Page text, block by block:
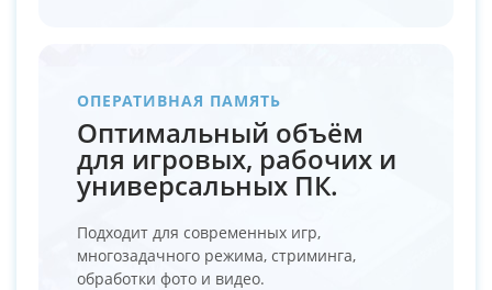
ОПЕРАТИВНАЯ ПАМЯТЬ
Оптимальный объём
для игровых, рабочих и
универсальных ПК.
Подходит для современных игр,
многозадачного режима, стриминга,
обработки фото и видео.